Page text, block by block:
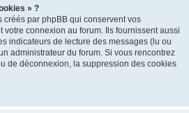
» ?
par phpBB qui conservent vos
votre connexion au forum. Ils fournissent aussi
indicateurs de lecture des messages (lu ou
administrateur du forum. Si vous rencontrez
de déconnexion, la suppression des cookies